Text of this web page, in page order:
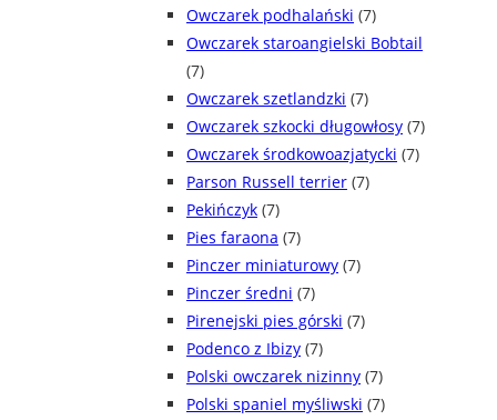
Owczarek podhalański (7)
Owczarek staroangielski Bobtail
(7)
Owczarek szetlandzki (7)
Owczarek szkocki długowłosy (7)
Owczarek środkowoazjatycki (7)
Parson Russell terrier (7)
Pekińczyk (7)
Pies faraona (7)
Pinczer miniaturowy (7)
Pinczer średni (7)
Pirenejski pies górski (7)
Podenco z Ibizy (7)
Polski owczarek nizinny (7)
Polski spaniel myśliwski (7)